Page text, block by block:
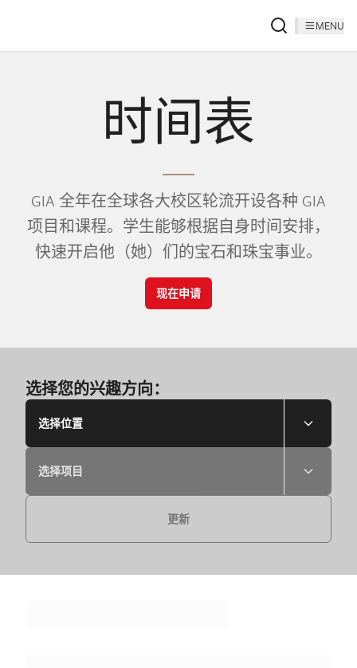
MENU
时间表
GIA 全年在全球各大校区轮流开设各种 GIA
项目和课程。学生能够根据自身时间安排，
快速开启他（她）们的宝石和珠宝事业。
现在申请
选择您的兴趣方向：
选择位置
选择项目
更新